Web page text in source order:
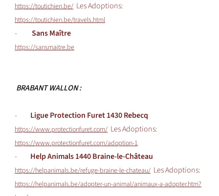
https://toutichien.be/ Les Adoptions:
https://toutichien.be/travels.html
- Sans Maître
https://sansmaitre.be
BRABANT WALLON :
- Ligue Protection Furet 1430 Rebecq
https://www.protectionfuret.com/ Les Adoptions:
https://www.protectionfuret.com/adoption-1
- Help Animals 1440 Braine-le-Château
https://helpanimals.be/refuge-braine-le-chateau/ Les Adoptions:
https://helpanimals.be/adopter-un-animal/animaux-a-adopter.htm?